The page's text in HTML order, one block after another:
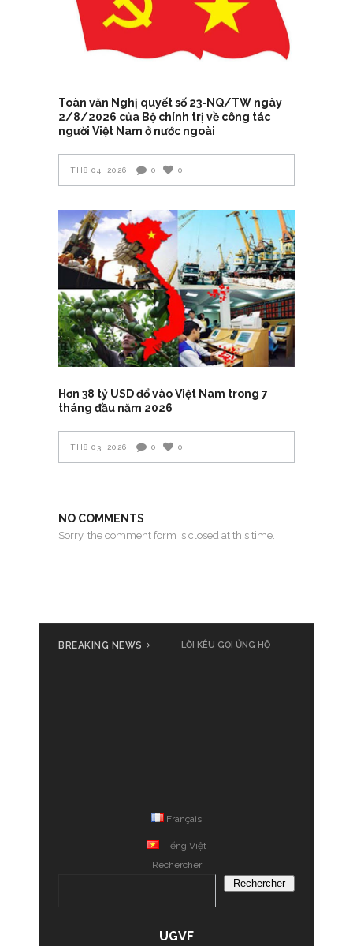
Toàn văn Nghị quyết số 23-NQ/TW ngày
2/8/2026 của Bộ chính trị về công tác
người Việt Nam ở nước ngoài
TH8 04, 2026 0 0
Hơn 38 tỷ USD đổ vào Việt Nam trong 7
tháng đầu năm 2026
TH8 03, 2026 0 0
NO COMMENTS
Sorry, the comment form is closed at this time.
BREAKING NEWS LỜI KÊU GỌI ỦNG HỘ
Français
Tiếng Việt
Rechercher
Rechercher
UGVF